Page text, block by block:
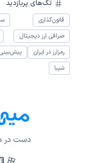
تگ‌های پربازدید
قانون‌گذاری
صرافی ارز دیجیتال
رمزارز در ایران
پیش‌بینی
شیبا
دست در